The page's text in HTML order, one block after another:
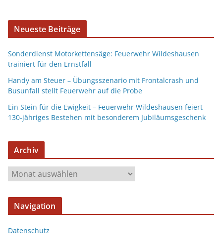
Neueste Beiträge
Sonderdienst Motorkettensäge: Feuerwehr Wildeshausen
trainiert für den Ernstfall
Handy am Steuer – Übungsszenario mit Frontalcrash und
Busunfall stellt Feuerwehr auf die Probe
Ein Stein für die Ewigkeit – Feuerwehr Wildeshausen feiert
130-jähriges Bestehen mit besonderem Jubiläumsgeschenk
Archiv
Navigation
Datenschutz